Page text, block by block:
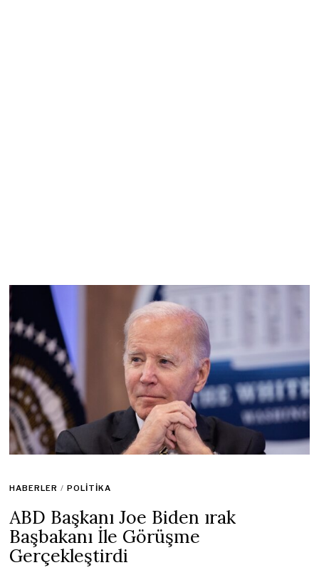
HABERLER / POLITIKA
ABD Başkanı Joe Biden ırak
Başbakanı İle Görüşme
Gerçekleştirdi